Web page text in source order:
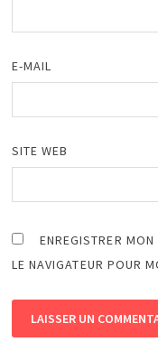
E-MAIL
SITE WEB
ENREGISTRER
LE NAVIGATEUR POUR